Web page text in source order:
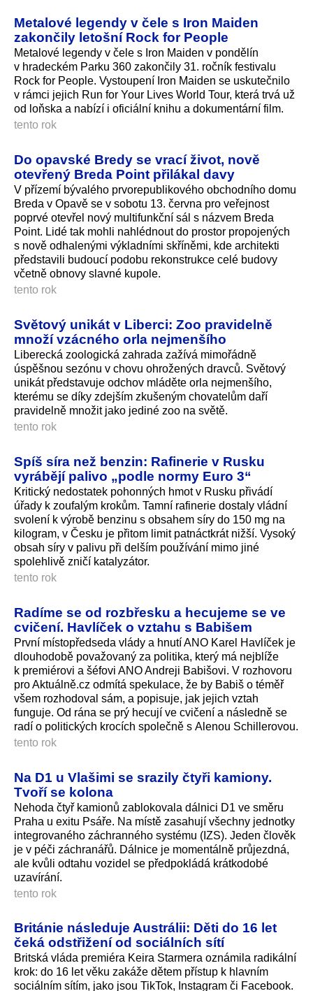
Metalové legendy v čele s Iron Maiden
zakončily letošní Rock for People
Metalové legendy v čele s Iron Maiden v pondělín
v hradeckém Parku 360 zakončily 31. ročník festivalu
Rock for People. Vystoupení Iron Maiden se uskutečnilo
v rámci jejich Run for Your Lives World Tour, která trvá už
od loňska a nabízí i oficiální knihu a dokumentární film.
tento rok
Do opavské Bredy se vrací život, nově
otevřený Breda Point přilákal davy
V přízemí bývalého prvorepublikového obchodního domu
Breda v Opavě se v sobotu 13. června pro veřejnost
poprvé otevřel nový multifunkční sál s názvem Breda
Point. Lidé tak mohli nahlédnout do prostor propojených
s nově odhalenými výkladními skříněmi, kde architekti
představili budoucí podobu rekonstrukce celé budovy
včetně obnovy slavné kupole.
tento rok
Světový unikát v Liberci: Zoo pravidelně
množí vzácného orla nejmenšího
Liberecká zoologická zahrada zažívá mimořádně
úspěšnou sezónu v chovu ohrožených dravců. Světový
unikát představuje odchov mláděte orla nejmenšího,
kterému se díky zdejším zkušeným chovatelům daří
pravidelně množit jako jediné zoo na světě.
tento rok
Spíš síra než benzin: Rafinerie v Rusku
vyrábějí palivo „podle normy Euro 3“
Kritický nedostatek pohonných hmot v Rusku přivádí
úřady k zoufalým krokům. Tamní rafinerie dostaly vládní
svolení k výrobě benzinu s obsahem síry do 150 mg na
kilogram, v Česku je přitom limit patnáctkrát nižší. Vysoký
obsah síry v palivu při delším používání mimo jiné
spolehlivě zničí katalyzátor.
tento rok
Radíme se od rozbřesku a hecujeme se ve
cvičení. Havlíček o vztahu s Babišem
První místopředseda vlády a hnutí ANO Karel Havlíček je
dlouhodobě považovaný za politika, který má nejblíže
k premiérovi a šéfovi ANO Andreji Babišovi. V rozhovoru
pro Aktuálně.cz odmítá spekulace, že by Babiš o téměř
všem rozhodoval sám, a popisuje, jak jejich vztah
funguje. Od rána se prý hecují ve cvičení a následně se
radí o politických krocích společně s Alenou Schillerovou.
tento rok
Na D1 u Vlašimi se srazily čtyři kamiony.
Tvoří se kolona
Nehoda čtyř kamionů zablokovala dálnici D1 ve směru
Praha u exitu Psáře. Na místě zasahují všechny jednotky
integrovaného záchranného systému (IZS). Jeden člověk
je v péči záchranářů. Dálnice je momentálně průjezdná,
ale kvůli odtahu vozidel se předpokládá krátkodobé
uzavírání.
tento rok
Británie následuje Austrálii: Děti do 16 let
čeká odstřižení od sociálních sítí
Britská vláda premiéra Keira Starmera oznámila radikální
krok: do 16 let věku zakáže dětem přístup k hlavním
sociálním sítím, jako jsou TikTok, Instagram či Facebook.